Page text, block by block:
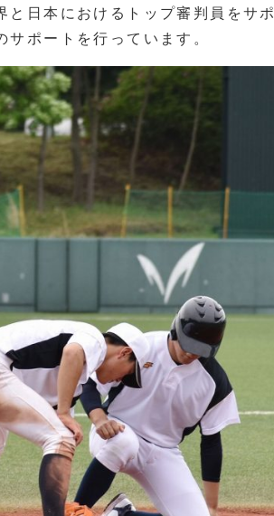
日本におけるトップ審判員をサポ
ポートを行っています。